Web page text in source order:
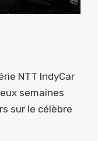
NTT IndyCar
semaines
sur le célèbre